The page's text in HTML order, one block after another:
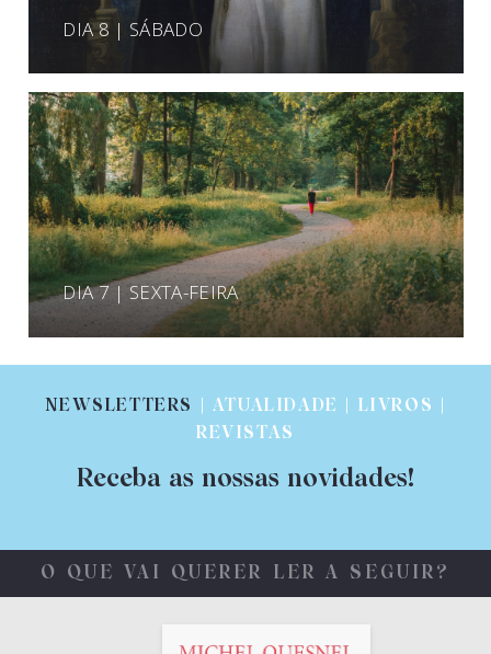
DIA 8 | SÁBADO
DIA 7 | SEXTA-FEIRA
NEWSLETTERS
| ATUALIDADE | LIVROS |
REVISTAS
Receba as nossas novidades!
O QUE VAI QUERER LER A SEGUIR?